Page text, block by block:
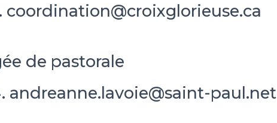
coordination@croixglorieuse.ca
de pastorale
andreanne.lavoie@saint-paul.net